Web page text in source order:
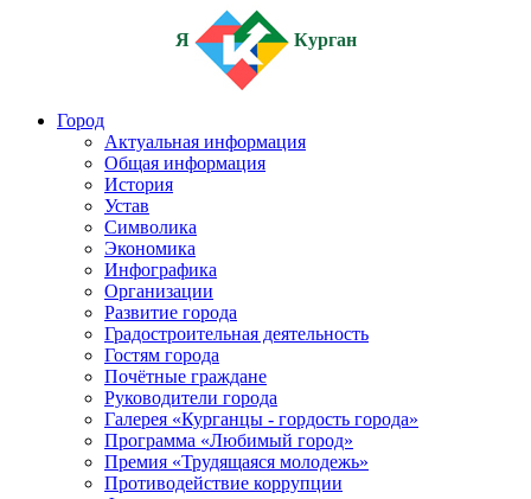
Я Курган
Город
Актуальная информация
Общая информация
История
Устав
Символика
Экономика
Инфографика
Организации
Развитие города
Градостроительная деятельность
Гостям города
Почётные граждане
Руководители города
Галерея «Курганцы - гордость города»
Программа «Любимый город»
Премия «Трудящаяся молодежь»
Противодействие коррупции